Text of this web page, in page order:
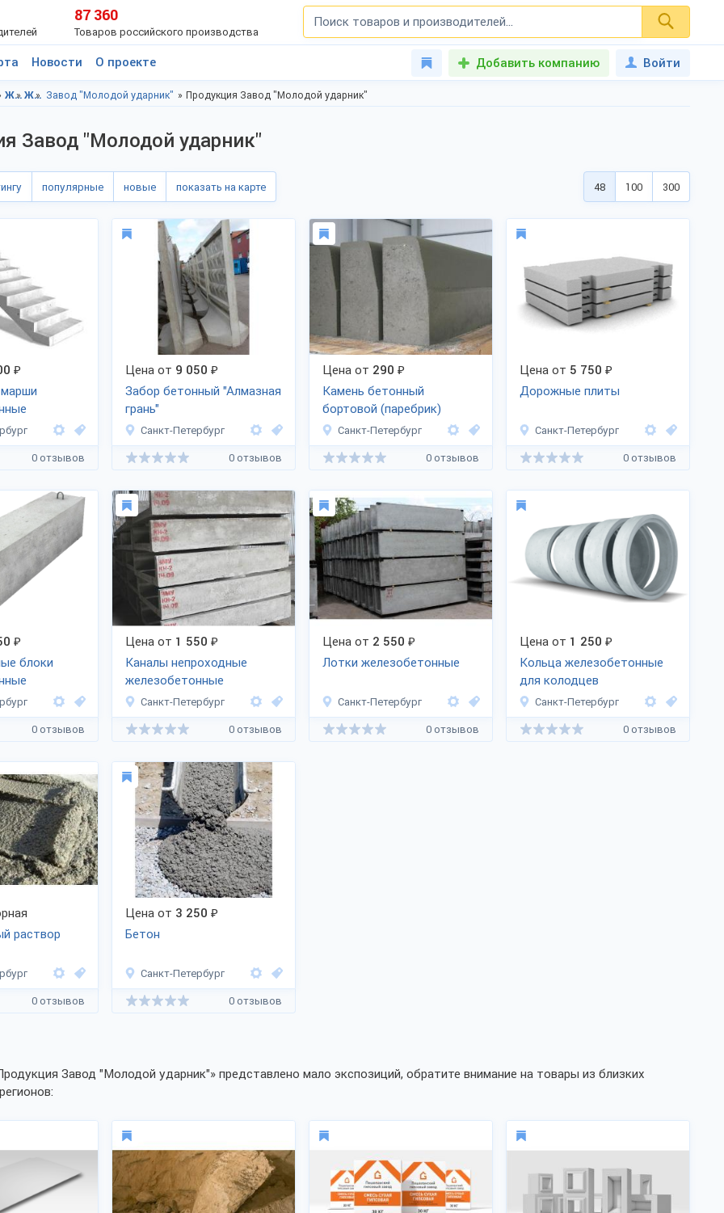
87 360
Товаров российского производства
Новости О проекте Добавить компанию Войти
ЖБИ, Ленинградская область ЖБИ, г.Санкт-Петербург Завод "Молодой ударник" Продукция Завод "Молодой ударник"
Завод "Молодой ударник"
популярные новые показать на карте 48 100 300
₽
0 отзывов
Цена от 9 050 ₽
Забор бетонный "Алмазная
грань"
Санкт-Петербург
0 отзывов
Цена от 290 ₽
Камень бетонный
бортовой (паребрик)
Санкт-Петербург
0 отзывов
Цена от 5 750 ₽
Дорожные плиты
Санкт-Петербург
0 отзывов
₽
блоки
0 отзывов
Цена от 1 550 ₽
Каналы непроходные
железобетонные
Санкт-Петербург
0 отзывов
Цена от 2 550 ₽
Лотки железобетонные
Санкт-Петербург
0 отзывов
Цена от 1 250 ₽
Кольца железобетонные
для колодцев
Санкт-Петербург
0 отзывов
раствор
0 отзывов
Цена от 3 250 ₽
Бетон
Санкт-Петербург
0 отзывов
Завод "Молодой ударник"» представлено мало экспозиций, обратите внимание на товары из близких